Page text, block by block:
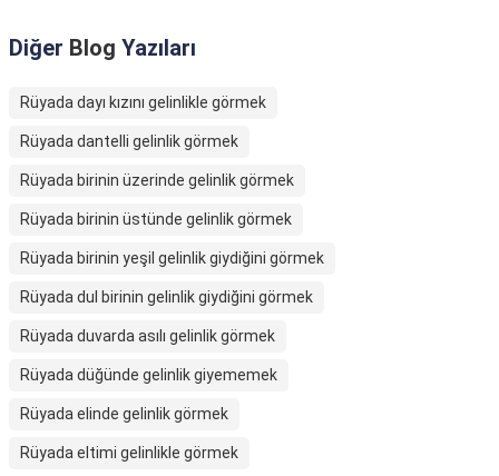
Diğer Blog Yazıları
Rüyada dayı kızını gelinlikle görmek
Rüyada dantelli gelinlik görmek
Rüyada birinin üzerinde gelinlik görmek
Rüyada birinin üstünde gelinlik görmek
Rüyada birinin yeşil gelinlik giydiğini görmek
Rüyada dul birinin gelinlik giydiğini görmek
Rüyada duvarda asılı gelinlik görmek
Rüyada düğünde gelinlik giyememek
Rüyada elinde gelinlik görmek
Rüyada eltimi gelinlikle görmek